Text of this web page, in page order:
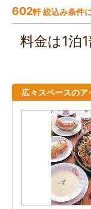
602軒 絞込み条件
料金は1泊
広々スペースの